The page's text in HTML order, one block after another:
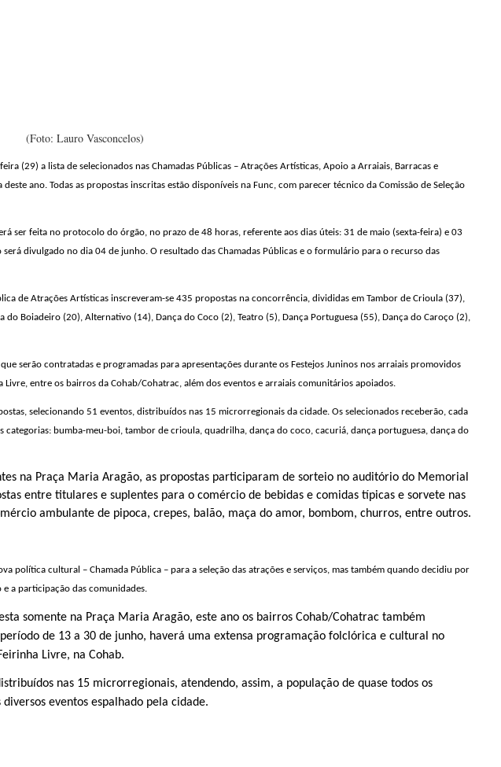
(Foto: Lauro Vasconcelos)
(29) a lista de selecionados nas Chamadas Públicas – Atrações Artísticas, Apoio a Arraiais, Barracas e
ano. Todas as propostas inscritas estão disponíveis na Func, com parecer técnico da Comissão de Seleção
ser feita no protocolo do órgão, no prazo de 48 horas, referente aos dias úteis: 31 de maio (sexta-feira) e 03
divulgado no dia 04 de junho. O resultado das Chamadas Públicas e o formulário para o recurso das
de Atrações Artísticas inscreveram-se 435 propostas na concorrência, divididas em Tambor de Crioula (37),
do Boiadeiro (20), Alternativo (14), Dança do Coco (2), Teatro (5), Dança Portuguesa (55), Dança do Caroço (2),
serão contratadas e programadas para apresentações durante os Festejos Juninos nos arraiais promovidos
entre os bairros da Cohab/Cohatrac, além dos eventos e arraiais comunitários apoiados.
selecionando 51 eventos, distribuídos nas 15 microrregionais da cidade. Os selecionados receberão, cada
bumba-meu-boi, tambor de crioula, quadrilha, dança do coco, cacuriá, dança portuguesa, dança do
na Praça Maria Aragão, as propostas participaram de sorteio no auditório do Memorial
entre titulares e suplentes para o comércio de bebidas e comidas típicas e sorvete nas
ambulante de pipoca, crepes, balão, maça do amor, bombom, churros, entre outros.
política cultural – Chamada Pública – para a seleção das atrações e serviços, mas também quando decidiu por
a participação das comunidades.
somente na Praça Maria Aragão, este ano os bairros Cohab/Cohatrac também
de 13 a 30 de junho, haverá uma extensa programação folclórica e cultural no
Livre, na Cohab.
nas 15 microrregionais, atendendo, assim, a população de quase todos os
eventos espalhado pela cidade.